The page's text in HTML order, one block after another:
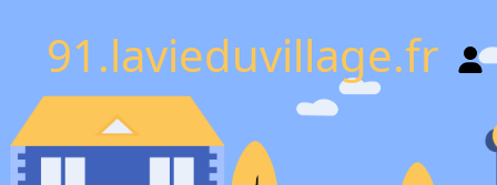
91.lavieduvillage.fr